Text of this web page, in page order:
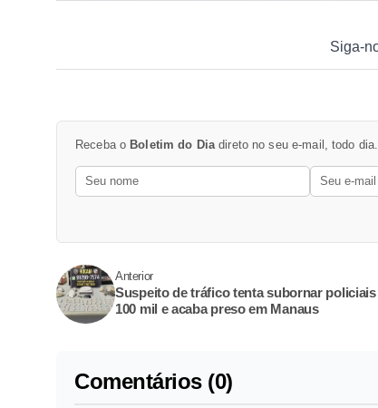
Siga-
Receba o Boletim do Dia direto no seu e-mail, todo dia.
Anterior
Suspeito de tráfico tenta subornar policiais
100 mil e acaba preso em Manaus
Comentários (0)